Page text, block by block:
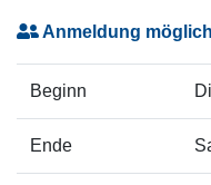
Anmeldung möglich
Beginn
Ende